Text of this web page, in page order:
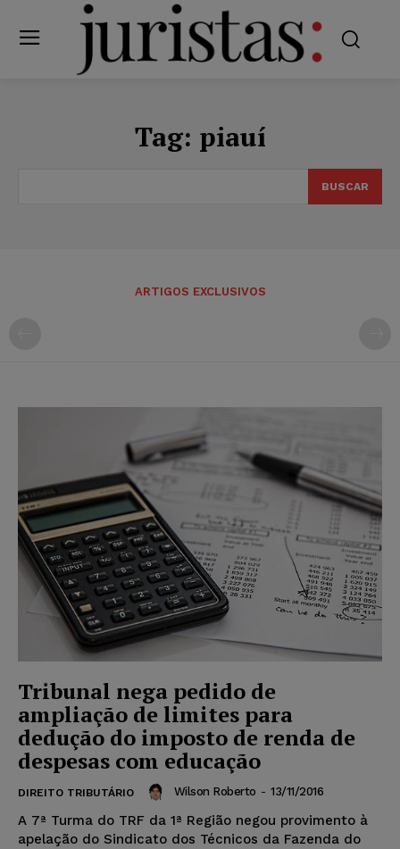
Tag: piauí
BUSCAR
ARTIGOS EXCLUSIVOS
Tribunal nega pedido de
ampliação de limites para
dedução do imposto de renda de
despesas com educação
DIREITO TRIBUTÁRIO Wilson Roberto - 13/11/2016
A 7ª Turma do TRF da 1ª Região negou provimento à
apelação do Sindicato dos Técnicos da Fazenda do